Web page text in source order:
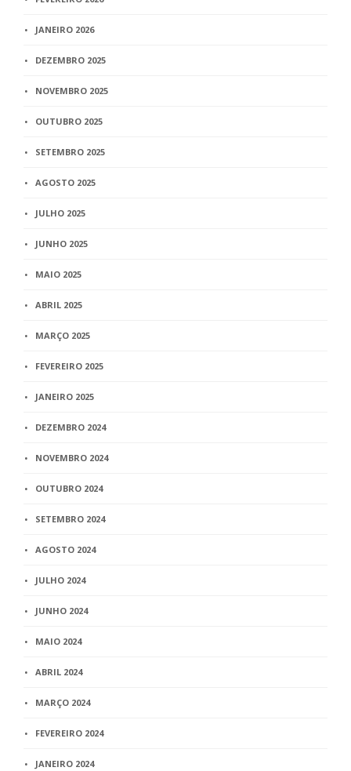
JANEIRO 2026
DEZEMBRO 2025
NOVEMBRO 2025
OUTUBRO 2025
SETEMBRO 2025
AGOSTO 2025
JULHO 2025
JUNHO 2025
MAIO 2025
ABRIL 2025
MARÇO 2025
FEVEREIRO 2025
JANEIRO 2025
DEZEMBRO 2024
NOVEMBRO 2024
OUTUBRO 2024
SETEMBRO 2024
AGOSTO 2024
JULHO 2024
JUNHO 2024
MAIO 2024
ABRIL 2024
MARÇO 2024
FEVEREIRO 2024
JANEIRO 2024